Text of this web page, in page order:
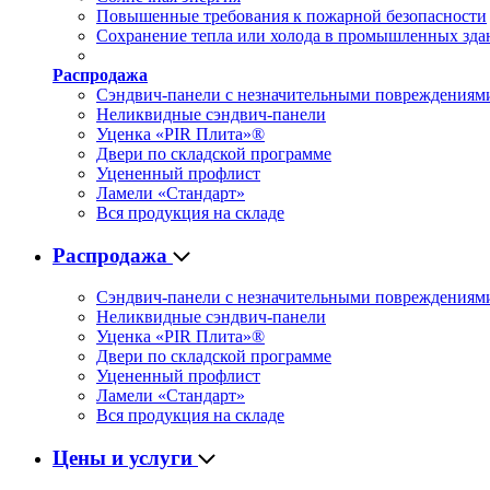
Повышенные требования к пожарной безопасности
Сохранение тепла или холода в промышленных
Распродажа
Сэндвич-панели с незначительными
Неликвидные сэндвич-панели
Уценка «PIR Плита»®
Двери по складской программе
Уцененный профлист
Ламели «Стандарт»
Вся продукция на складе
Распродажа
Сэндвич-панели с незначительными
Неликвидные сэндвич-панели
Уценка «PIR Плита»®
Двери по складской программе
Уцененный профлист
Ламели «Стандарт»
Вся продукция на складе
Цены и услуги